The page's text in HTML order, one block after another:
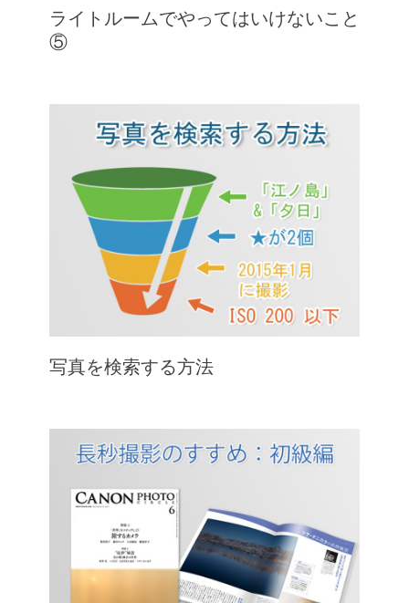
ライトルームでやってはいけないこと
⑤
写真を検索する方法